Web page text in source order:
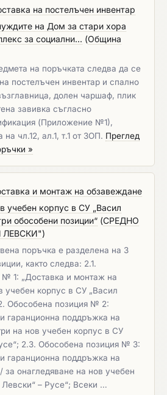
на постелъчен инвентар
на Дом за стари хора
за социални... (Община
на поръчката следва да се
постелъчен инвентар и спално
долен чаршаф, плик
завивка съгласно
(Приложение №1),
чл.12, ал.1, т.1 от ЗОП.
Преглед
»
и монтаж на обзавеждане
учебен корпус в СУ „Васил
обособени позиции“ (СРЕДНО
)
поръчка е разделена на 3
както следва: 2.1.
1: „Доставка и монтаж на
учебен корпус в СУ „Васил
Обособена позиция № 2:
гаранционна поддръжка на
на нов учебен корпус в СУ
2.3. Обособена позиция № 3:
гаранционна поддръжка на
за онагледяване на нов учебен
– Русе“; Всеки …